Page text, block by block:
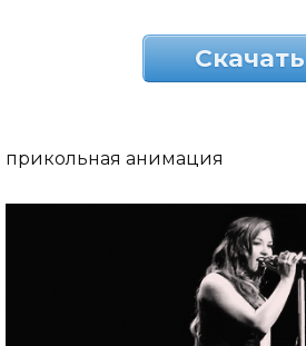
Скачать
прикольная анимация